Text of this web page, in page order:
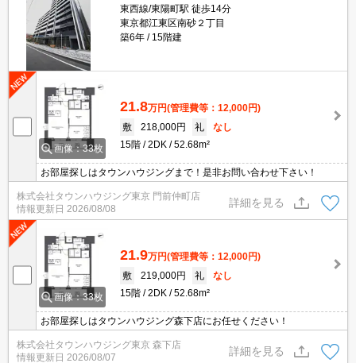
東西線/東陽町駅 徒歩14分
東京都江東区南砂２丁目
築6年
15階建
画像：33枚
21.8万円(管理費等：12,000円)
敷
218,000円 礼
なし
15階
2DK 52.68m²
お部屋探しはタウンハウジングまで！是非お問い合わせ下さい！
株式会社タウンハウジング東京 門前仲町店
情報更新日 2026/08/08
詳細を見る
画像：33枚
21.9万円(管理費等：12,000円)
敷
219,000円 礼
なし
15階
2DK 52.68m²
お部屋探しはタウンハウジング森下店にお任せください！
株式会社タウンハウジング東京 森下店
情報更新日 2026/08/07
詳細を見る